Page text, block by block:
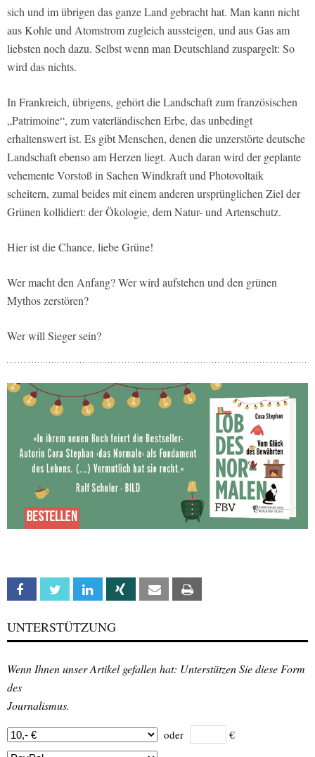
sich und im übrigen das ganze Land gebracht hat. Man kann nicht
aus Kohle und Atomstrom zugleich aussteigen, und aus Gas am
liebsten noch dazu. Selbst wenn man Deutschland zuspargelt: So
wird das nichts.
In Frankreich, übrigens, gehört die Landschaft zum französischen
„Patrimoine“, zum vaterländischen Erbe, das unbedingt
erhaltenswert ist. Es gibt Menschen, denen die unzerstörte deutsche
Landschaft ebenso am Herzen liegt. Auch daran wird der geplante
vehemente Vorstoß in Sachen Windkraft und Photovoltaik
scheitern, zumal beides mit einem anderen ursprünglichen Ziel der
Grünen kollidiert: der Ökologie, dem Natur- und Artenschutz.
Hier ist die Chance, liebe Grüne!
Wer macht den Anfang? Wer wird aufstehen und den grünen
Mythos zerstören?
Wer will Sieger sein?
Facebook Twitter Linkedin Xing Email
UNTERSTÜTZUNG
Wenn Ihnen unser Artikel gefallen hat: Unterstützen Sie diese Form
des
Journalismus.
oder €